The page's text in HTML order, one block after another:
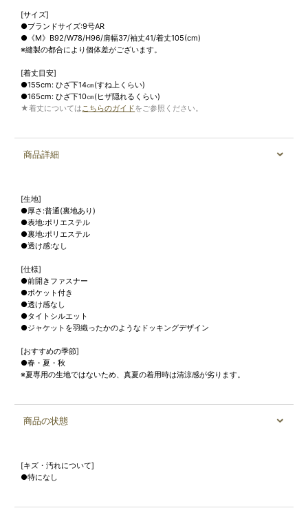
[サイズ]
●ブランドサイズ:9号AR
●《M》B92/W78/H96/肩幅37/袖丈41/着丈105(cm)
※縫製の都合により個体差がございます。
[着丈目安]
●155cm: ひざ下14㎝(すね上くらい)
●165cm: ひざ下10㎝(ヒザ隠れるくらい)
★着丈についてはこちらのガイドをご参照ください。
商品詳細
[生地]
●厚さ:普通(裏地あり)
●表地:ポリエステル
●裏地:ポリエステル
●透け感:なし
[仕様]
●前開きファスナー
●ポケット付き
●透け感なし
●タイトシルエット
●ジャケットを羽織ったかのようなドッキングデザイン
[おすすめの季節]
●春・夏・秋
※夏専用の生地ではないため、真夏の着用時は清涼感が劣ります。
商品の状態
[キズ・汚れについて]
●特になし